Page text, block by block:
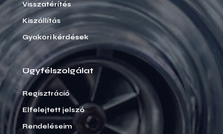
Visszatérítés
Kiszállítás
Gyakori kérdések
Ügyfélszolgálat
Regisztráció
Elfelejtett jelszó
Rendeléseim